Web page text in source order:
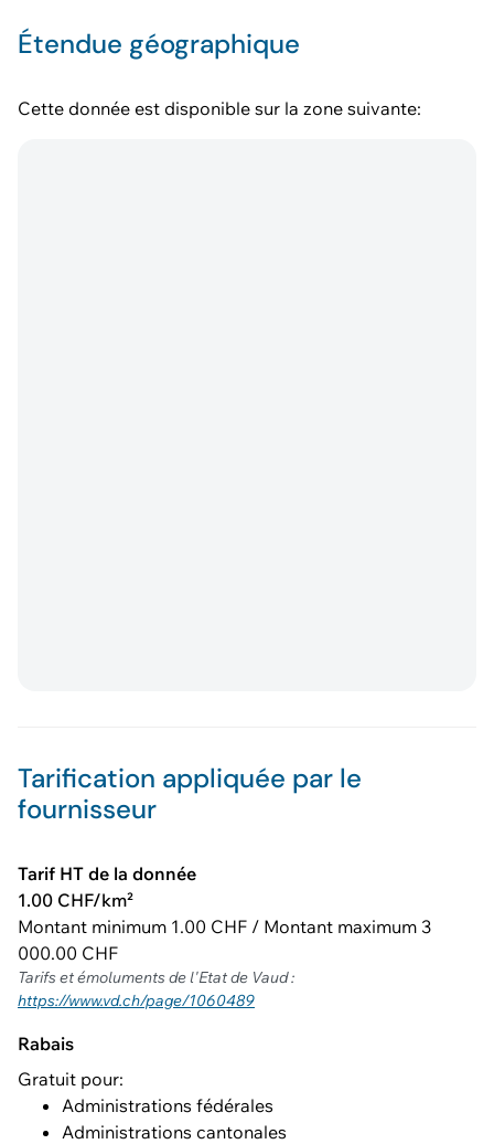
Étendue géographique
Cette donnée est disponible sur la zone suivante:
Tarification appliquée par le
fournisseur
Tarif HT de la donnée
1.00 CHF/km²
Montant minimum 1.00 CHF / Montant maximum 3
000.00 CHF
Tarifs et émoluments de l'Etat de Vaud :
https://www.vd.ch/page/1060489
Rabais
Gratuit pour:
Administrations fédérales
Administrations cantonales